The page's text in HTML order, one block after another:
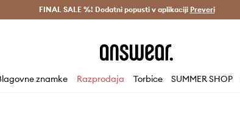
Dostava v 3 dneh > Prihrani z vpisom v Answear Club >
FINAL SALE %! Dodatni popusti v aplikaciji Preveri
znamke Razprodaja Torbice SUMMER SHOP